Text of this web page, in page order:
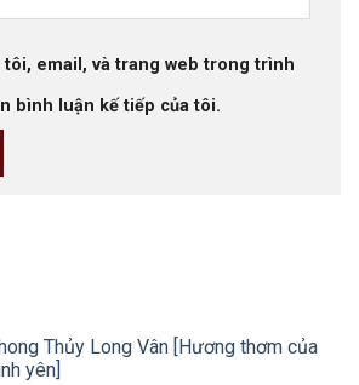
tôi, email, và trang web trong trình
bình luận kế tiếp của tôi.
Thủy Long Vân [Hương thơm của
yên]